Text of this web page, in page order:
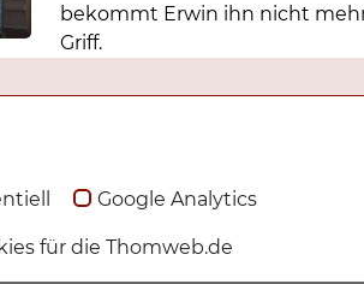
bekommt Erwin ihn nicht
Griff.
Google Analytics
für die Thomweb.de